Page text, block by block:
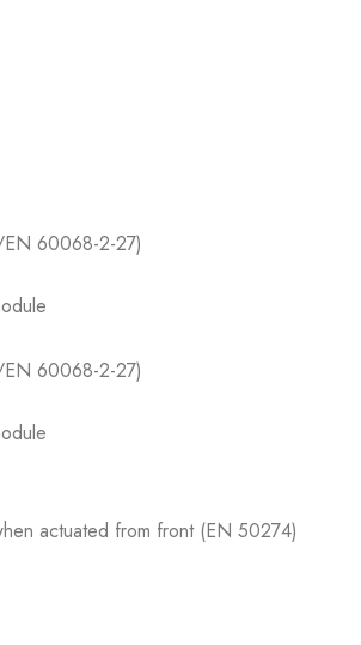
EN 60068-2-27)
EN 60068-2-27)
actuated from front (EN 50274)